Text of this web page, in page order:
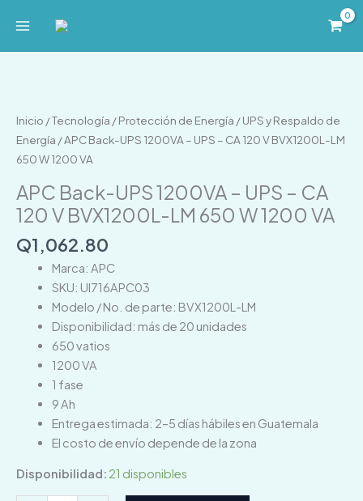
Inicio /Tecnología /Protección de Energía /UPS y Respaldo de
Energía / APC Back-UPS 1200VA – UPS – CA 120 V BVX1200L-LM
650 W 1200 VA
APC Back-UPS 1200VA – UPS – CA
120 V BVX1200L-LM 650 W 1200 VA
Q1,062.80
Marca: APC
SKU: UI716APC03
Modelo / No. de parte: BVX1200L-LM
Disponibilidad: más de 20 unidades
650 vatios
1200 VA
1 fase
9 Ah
Entrega estimada: 2–5 días hábiles en Guatemala
El costo de envío depende de la zona
Disponibilidad: 21 disponibles
UPS
1200VA
-
-
CA
V
BVX1200L-
1200
cantidad